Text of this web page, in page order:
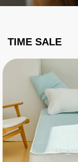
TIME SALE